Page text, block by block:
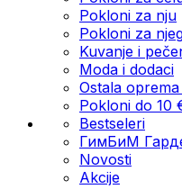
Pokloni za nju
Pokloni za
Kuvanje i
Moda i dodaci
Ostala
Pokloni do 10
Bestseleri
ГимБиМ
Novosti
Akcije